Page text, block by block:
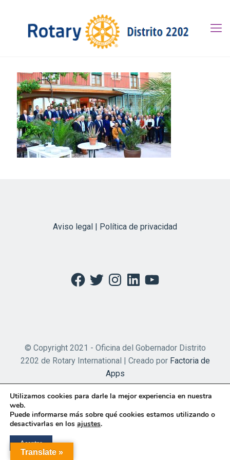
Aviso legal | Política de privacidad
Facebook
TwitterInstagramLinkedInYouTube
© Copyright 2021 - Oficina del Gobernador Distrito
2202 de Rotary International | Creado por Factoria de
Apps
Translate »
Utilizamos cookies para darle la mejor experiencia en nuestra
web.
Puede informarse más sobre qué cookies estamos utilizando o
desactivarlas en los ajustes.
Aceptar